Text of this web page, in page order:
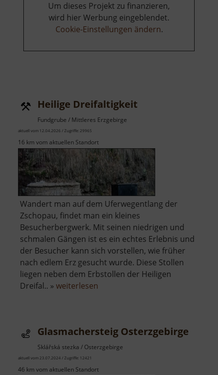
Um dieses Projekt zu finanzieren,
wird hier Werbung eingeblendet.
Cookie-Einstellungen ändern.
Heilige Dreifaltigkeit
Fundgrube / Mittleres Erzgebirge
aktuell vom 12.04.2026 / Zugriffe: 29965
16 km vom aktuellen Standort
Wandert man auf dem Uferwegentlang der
Zschopau, findet man ein kleines
Besucherbergwerk. Mit seinen niedrigen und
schmalen Gängen ist es ein echtes Erlebnis und
der Besucher kann sich vorstellen, wie früher
nach edlem Erz gesucht wurde. Diese Stollen
liegen neben dem Erbstollen der Heiligen
Dreifal.. » weiterlesen
Glasmachersteig Osterzgebirge
Sklářská stezka / Osterzgebirge
aktuell vom 23.07.2024 / Zugriffe: 12421
46 km vom aktuellen Standort